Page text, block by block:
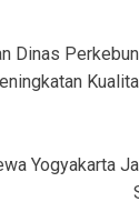
Dinas
Yogyakarta